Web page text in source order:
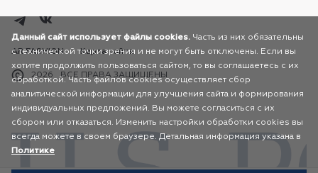
2026 ВСЕ ПРАВА ЗАЩИЩЕНЫ
AR FASHION Карта сайта
Данный сайт использует файлы cookies. Часть из них обязательны
с технической точки зрения и не могут быть отключены. Если вы
хотите продолжить пользоваться сайтом, то вы соглашаетесь с их
обработкой. Часть файлов cookies осуществляет сбор
аналитической информации для улучшения сайта и формирования
индивидуальных предложений. Вы можете согласиться с их
сбором или отказаться. Изменить настройки обработки cookies вы
всегда можете в своем браузере. Детальная информация указана в
Политике